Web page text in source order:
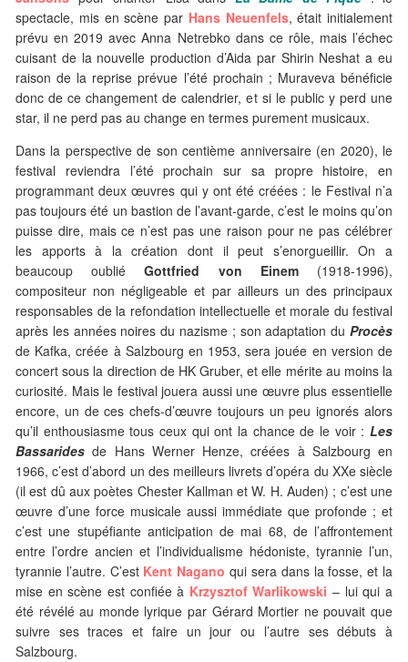
spectacle, mis en scène par Hans Neuenfels, était initialement
prévu en 2019 avec Anna Netrebko dans ce rôle, mais l’échec
cuisant de la nouvelle production d’Aida par Shirin Neshat a eu
raison de la reprise prévue l’été prochain ; Muraveva bénéficie
donc de ce changement de calendrier, et si le public y perd une
star, il ne perd pas au change en termes purement musicaux.
Dans la perspective de son centième anniversaire (en 2020), le
festival reviendra l’été prochain sur sa propre histoire, en
programmant deux œuvres qui y ont été créées : le Festival n’a
pas toujours été un bastion de l’avant-garde, c’est le moins qu’on
puisse dire, mais ce n’est pas une raison pour ne pas célébrer
les apports à la création dont il peut s’enorgueillir. On a
beaucoup oubliéGottfried von Einem(1918-1996),
compositeur non négligeable et par ailleurs un des principaux
responsables de la refondation intellectuelle et morale du festival
après les années noires du nazisme ; son adaptation du Procès
de Kafka, créée à Salzbourg en 1953, sera jouée en version de
concert sous la direction de HK Gruber, et elle mérite au moins la
curiosité. Mais le festival jouera aussi une œuvre plus essentielle
encore, un de ces chefs-d’œuvre toujours un peu ignorés alors
qu’il enthousiasme tous ceux qui ont la chance de le voir : Les
Bassarides de Hans Werner Henze, créées à Salzbourg en
1966, c’est d’abord un des meilleurs livrets d’opéra du XXe siècle
(il est dû aux poètes Chester Kallman et W. H. Auden) ; c’est une
œuvre d’une force musicale aussi immédiate que profonde ; et
c’est une stupéfiante anticipation de mai 68, de l’affrontement
entre l’ordre ancien et l’individualisme hédoniste, tyrannie l’un,
tyrannie l’autre. C’est Kent Nagano qui sera dans la fosse, et la
mise en scène est confiée à Krzysztof Warlikowski – lui qui a
été révélé au monde lyrique par Gérard Mortier ne pouvait que
suivre ses traces et faire un jour ou l’autre ses débuts à
Salzbourg.